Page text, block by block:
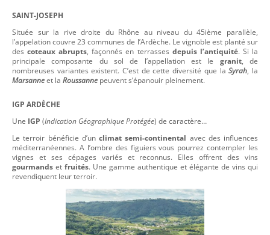
SAINT-JOSEPH
Située sur la rive droite du Rhône au niveau du 45ième parallèle,
l’appelation couvre 23 communes de l’Ardèche. Le vignoble est planté sur
des coteaux abrupts, façonnés en terrasses depuis l’antiquité. Si la
principale composante du sol de l’appellation est le granit, de
nombreuses variantes existent. C’est de cette diversité que laSyrah, la
Marsanneet la Roussanne peuvent s’épanouir pleinement.
IGP ARDÈCHE
Une IGP (Indication Géographique Protégée) de caractère…
Le terroir bénéficie d’un climat semi-continental avec des influences
méditerranéennes. A l’ombre des figuiers vous pourrez contempler les
vignes et ses cépages variés et reconnus. Elles offrent des vins
gourmands et fruités. Une gamme authentique et élégante de vins qui
revendiquent leur terroir.